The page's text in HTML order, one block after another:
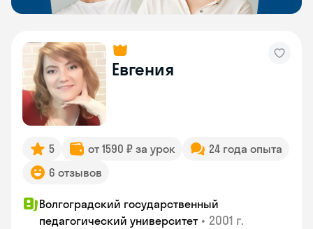
Евгения
5 от 1590 ₽ за урок
24 года опыта
6 отзывов
Волгоградский государственный
педагогический университет • 2001 г.